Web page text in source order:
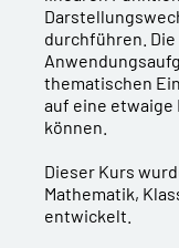
durchführen.
thematischen
auf eine
können.
Dieser Kurs
Mathematik,
entwickelt.